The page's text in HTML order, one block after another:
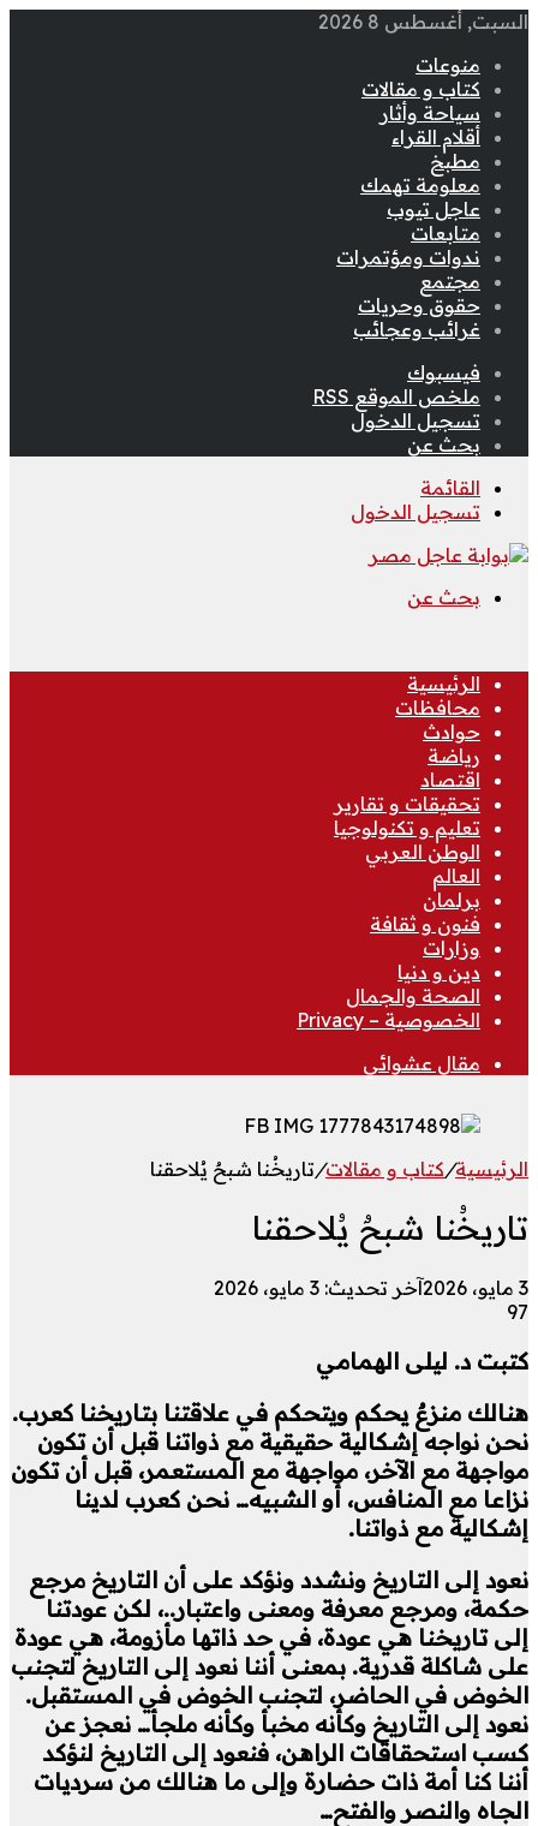
السبت, أغسطس 8 2026
منوعات
كتاب و مقالات
سياحة وأثار
أقلام القراء
مطبخ
معلومة تهمك
عاجل تيوب
متابعات
ندوات ومؤتمرات
مجتمع
حقوق وحريات
غرائب وعجائب
فيسبوك
ملخص الموقع RSS
تسجيل الدخول
بحث عن
القائمة
تسجيل الدخول
بحث عن
الرئيسية
محافظات
حوادث
رياضة
اقتصاد
تحقيقات و تقارير
تعليم و تكنولوجيا
الوطن العربي
العالم
برلمان
فنون و ثقافة
وزارات
دين و دنيا
الصحة والجمال
الخصوصية – Privacy
مقال عشوائي
الرئيسية/كتاب و مقالات/تاريخُنا شبحٌ يُلاحقنا
تاريخُنا شبحٌ يُلاحقنا
3 مايو، 2026
آخر تحديث: 3 مايو، 2026
97
كتبت د. ليلى الهمامي
هنالك منزعٌ يحكم ويتحكم في علاقتنا بتاريخنا كعرب.
نحن نواجه إشكالية حقيقية مع ذواتنا قبل أن تكون
مواجهة مع الآخر، مواجهة مع المستعمر، قبل أن تكون
نزاعا مع المنافس، أو الشبيه… نحن كعرب لدينا
إشكالية مع ذواتنا.
نعود إلى التاريخ ونشدد ونؤكد على أن التاريخ مرجع
حكمة، ومرجع معرفة ومعنى واعتبار..، لكن عودتنا
إلى تاريخنا هي عودة، في حد ذاتها مأزومة، هي عودة
على شاكلة قدرية. بمعنى أننا نعود إلى التاريخ لتجنب
الخوض في الحاضر، لتجنب الخوض في المستقبل.
نعود إلى التاريخ وكأنه مخبأ وكأنه ملجأ… نعجز عن
كسب استحقاقات الراهن، فنعود إلى التاريخ لنؤكد
أننا كنا أمة ذات حضارة وإلى ما هنالك من سرديات
الجاه والنصر والفتح…